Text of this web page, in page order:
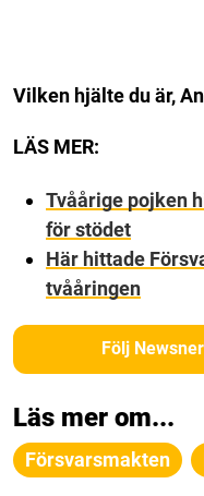
Vilken hjälte du är,
LÄS MER:
Tvåårige pojken
för stödet
Här hittade
tvååringen
Följ
Läs mer om...
Försvarsmakten